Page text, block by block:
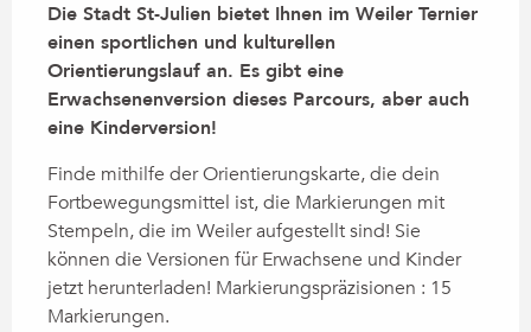
Die Stadt St-Julien bietet Ihnen im Weiler Ternier
einen sportlichen und kulturellen
Orientierungslauf an. Es gibt eine
Erwachsenenversion dieses Parcours, aber auch
eine Kinderversion!
Finde mithilfe der Orientierungskarte, die dein
Fortbewegungsmittel ist, die Markierungen mit
Stempeln, die im Weiler aufgestellt sind! Sie
können die Versionen für Erwachsene und Kinder
jetzt herunterladen! Markierungspräzisionen : 15
Markierungen.